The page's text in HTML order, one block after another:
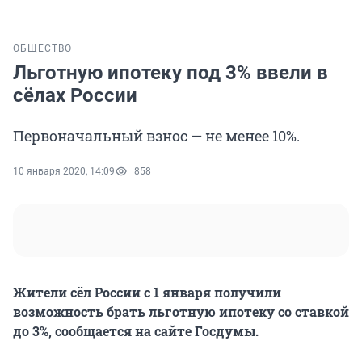
ОБЩЕСТВО
Льготную ипотеку под 3% ввели в
сёлах России
Первоначальный взнос — не менее 10%.
10 января 2020, 14:09 858
Жители сёл России с 1 января получили
возможность брать льготную ипотеку со ставкой
до 3%, сообщается на сайте Госдумы.